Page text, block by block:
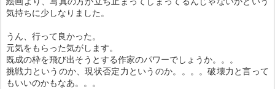
気持ちに少しなりました。
うん、行って良かった。
元気をもらった気がします。
既成の枠を飛び出そうとする作家のパワーでしょうか。。。
挑戦力というのか、現状否定力というのか。。。。破壊力と言って
もいいのかもなあ。。。